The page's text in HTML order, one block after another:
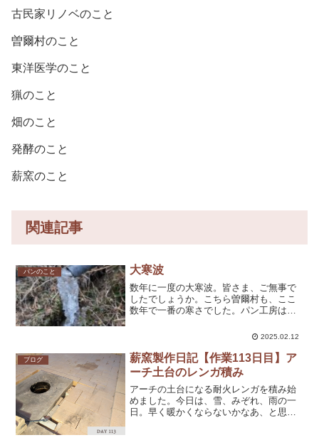
古民家リノベのこと
曽爾村のこと
東洋医学のこと
猟のこと
畑のこと
発酵のこと
薪窯のこと
関連記事
パンのこと 大寒波
数年に一度の大寒波。皆さま、ご無事で
したでしょうか。こちら曽爾村も、ここ
数年で一番の寒さでした。パン工房は、
を運転するドキドキもありましたがパン
く。仕込む日の工房の温度...
2025.02.12
ブログ
薪窯製作日記【作業113日目】ア
ーチ土台のレンガ積み
アーチの土台になる耐火レンガを積み始
めました。今日は、雪、みぞれ、雨の一
日。早く暖かくならないかなあ、と思う